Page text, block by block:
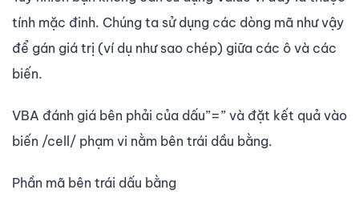
tính mặc đinh. Chúng ta sử dụng các dòng mã như vậy
để gán giá trị (ví dụ như sao chép) giữa các ô và các
biến.
VBA đánh giá bên phải của dấu”=” và đặt kết quả vào
biến /cell/ phạm vi nằm bên trái dầu bằng.
Phần mã bên trái dấu bằng